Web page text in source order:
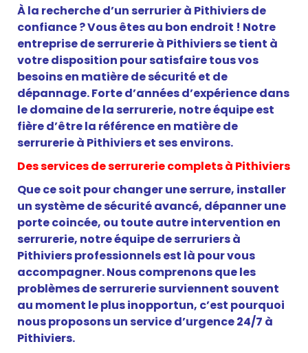
À la recherche d’un serrurier à Pithiviers de
confiance ? Vous êtes au bon endroit ! Notre
entreprise de serrurerie à Pithiviers se tient à
votre disposition pour satisfaire tous vos
besoins en matière de sécurité et de
dépannage. Forte d’années d’expérience dans
le domaine de la serrurerie, notre équipe est
fière d’être la référence en matière de
serrurerie à Pithiviers et ses environs.
Des services de serrurerie complets à Pithiviers
Que ce soit pour changer une serrure, installer
un système de sécurité avancé, dépanner une
porte coincée, ou toute autre intervention en
serrurerie, notre équipe de serruriers à
Pithiviers professionnels est là pour vous
accompagner. Nous comprenons que les
problèmes de serrurerie surviennent souvent
au moment le plus inopportun, c’est pourquoi
nous proposons un service d’urgence 24/7 à
Pithiviers.